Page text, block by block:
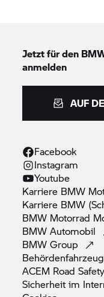
Jetzt für den
anmelden
AUF
Facebook
Instagram
Youtube
Karriere BMW
Karriere BMW
BMW Motorrad
BMWAutomobil
BMWGroup
ACEM Road
Sicherheit im